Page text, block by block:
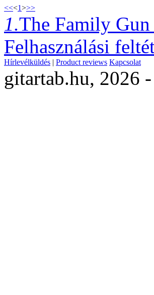
<<<1>>>
1.The Family Gun
Felhasználási
Hírlevélküldés | Product reviews Kapcsolat
gitartab.hu, 2026